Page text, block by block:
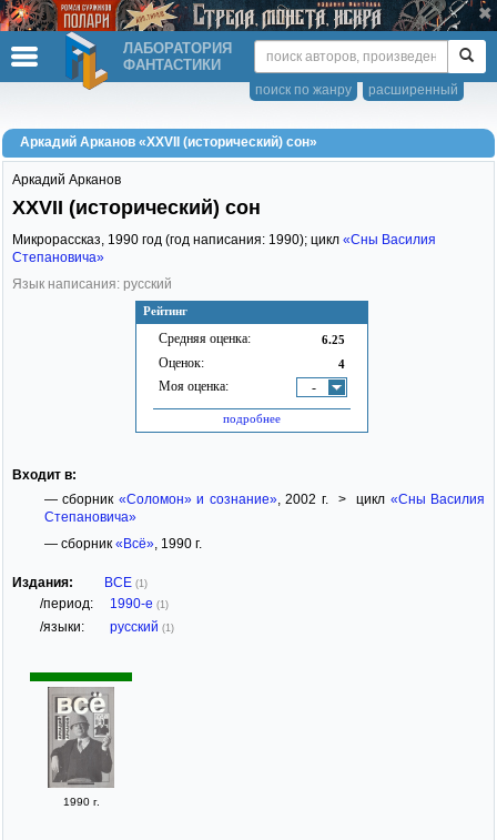
ЛАБОРАТОРИЯ
ФАНТАСТИКИ
расширенный
поиск по жанру
Аркадий Арканов «XXVII (исторический) сон»
Рейтинг
Средняя оценка: 6.25
Оценок: 4
Моя оценка: -
подробнее
Аркадий Арканов
XXVII (исторический) сон
Микрорассказ, 1990 год (год написания: 1990); цикл «Сны Василия
Степановича»
Язык написания: русский
Входит в:
— сборник «Соломон» и сознание», 2002 г. > цикл «Сны Василия
Степановича»
— сборник «Всё», 1990 г.
Издания: ВСЕ (1)
/период: 1990-е (1)
/языки: русский (1)
1990 г.